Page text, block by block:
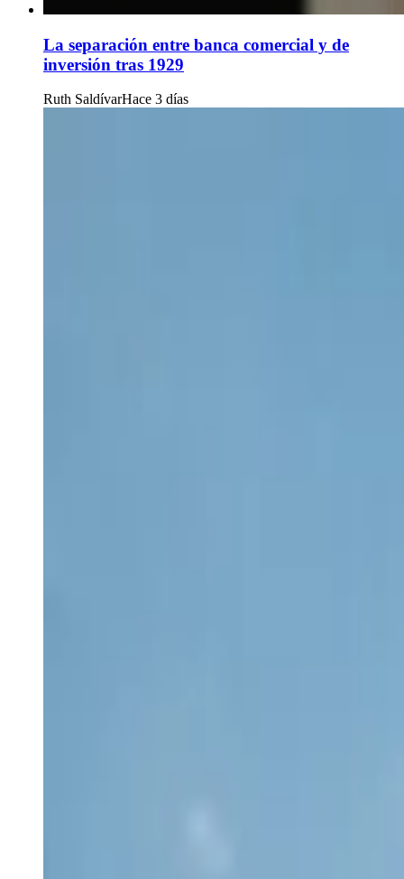
La separación entre banca comercial y de
inversión tras 1929
Ruth SaldívarHace 3 días